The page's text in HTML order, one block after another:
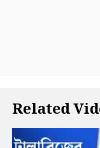
Related